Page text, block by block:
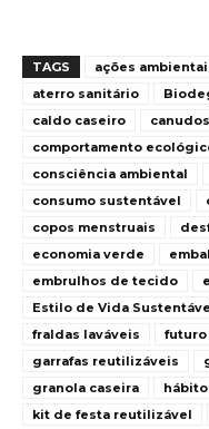
TAGS ações
aterro sanitário
caldo caseiro
comportamento
consciência ambiental
consumo sustentável
copos menstruais
economia verde
embrulhos de tecido
Estilo de Vida
fraldas laváveis
futuro
garrafas reutilizáveis
granola caseira
kit de festa reutilizável